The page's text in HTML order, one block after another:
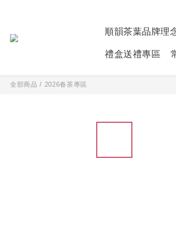
順韻茶葉品牌理
禮盒送禮專區
全部商品 / 2026春茶專區